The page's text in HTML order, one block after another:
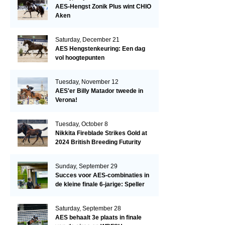
AES-Hengst Zonik Plus wint CHIO
Aken
Saturday, December 21
AES Hengstenkeuring: Een dag
vol hoogtepunten
Tuesday, November 12
AES'er Billy Matador tweede in
Verona!
Tuesday, October 8
Nikkita Fireblade Strikes Gold at
2024 British Breeding Futurity
Sunday, September 29
Succes voor AES-combinaties in
de kleine finale 6-jarige: Speller
Saturday, September 28
AES behaalt 3e plaats in finale